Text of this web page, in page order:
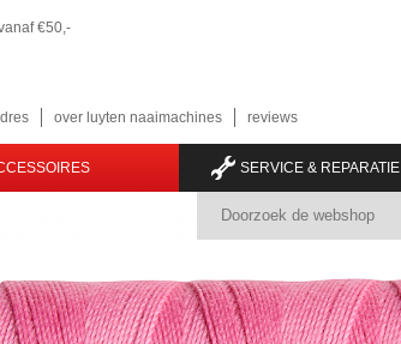
€50,-
over luyten naaimachines reviews
SERVICE & REPARATIE